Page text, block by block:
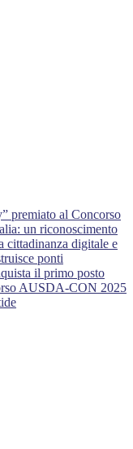
premiato al Concorso
un riconoscimento
cittadinanza digitale e
ponti
il primo posto
AUSDA-CON 2025